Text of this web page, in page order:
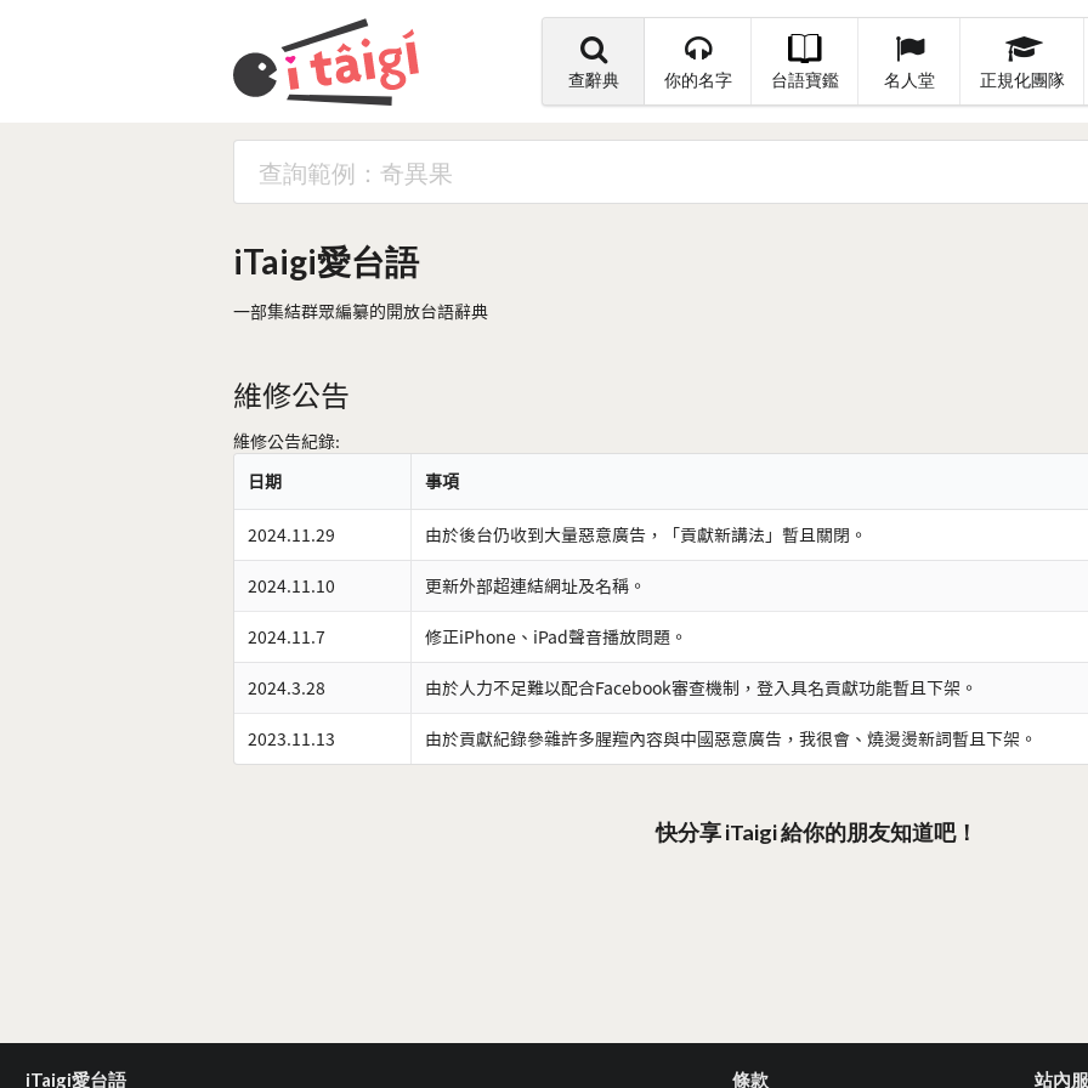
查辭典 你的名字 台語寶鑑 名人堂 正規化團隊
iTaigi愛台語
一部集結群眾編纂的開放台語辭典
維修公告
維修公告紀錄:
日期
事項
2024.11.29 由於後台仍收到大量惡意廣告，「貢獻新講法」暫且關閉。
2024.11.10 更新外部超連結網址及名稱。
2024.11.7 修正iPhone、iPad聲音播放問題。
2024.3.28 由於人力不足難以配合Facebook審查機制，登入具名貢獻功能暫且下架。
2023.11.13 由於貢獻紀錄參雜許多腥羶內容與中國惡意廣告，我很會、燒燙燙新詞暫且下架。
快分享 iTaigi 給你的朋友知道吧！
iTaigi愛台語 條款 站內